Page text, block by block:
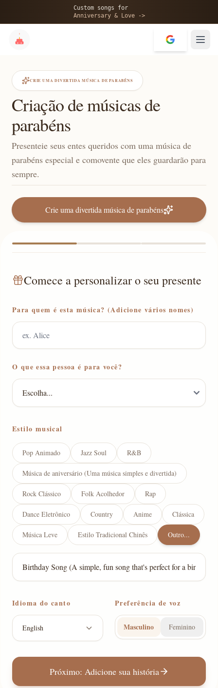
Custom songs for
Anniversary & Love ->
CRIE UMA DIVERTIDA MÚSICA DE PARABÉNS
Criação de músicas de
parabéns
Presenteie seus entes queridos com uma música de
parabéns especial e comovente que eles guardarão para
sempre.
Crie uma divertida música de parabéns
Comece a personalizar o seu presente
Para quem é esta música? (Adicione vários nomes)
O que essa pessoa é para você?
Estilo musical
Pop Animado Jazz Soul R&B
Música de aniversário (Uma música simples e divertida)
Rock Clássico Folk Acolhedor Rap
Dance Eletrônico Country Anime Clássica
Música Leve Estilo Tradicional Chinês Outro...
Idioma do canto
English
Preferência de voz
Masculino Feminino
Próximo: Adicione sua história